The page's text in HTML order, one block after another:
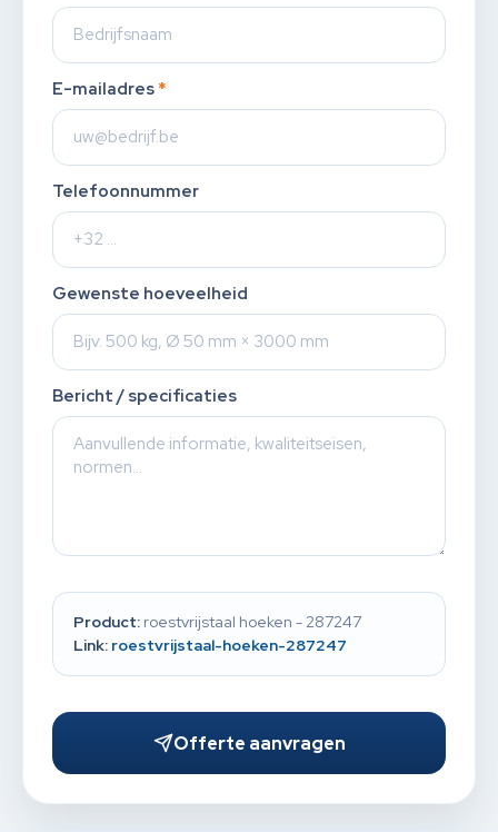
E-mailadres *
Telefoonnummer
Gewenste hoeveelheid
Bericht / specificaties
Product: roestvrijstaal hoeken - 287247
Link: roestvrijstaal-hoeken-287247
Offerte aanvragen